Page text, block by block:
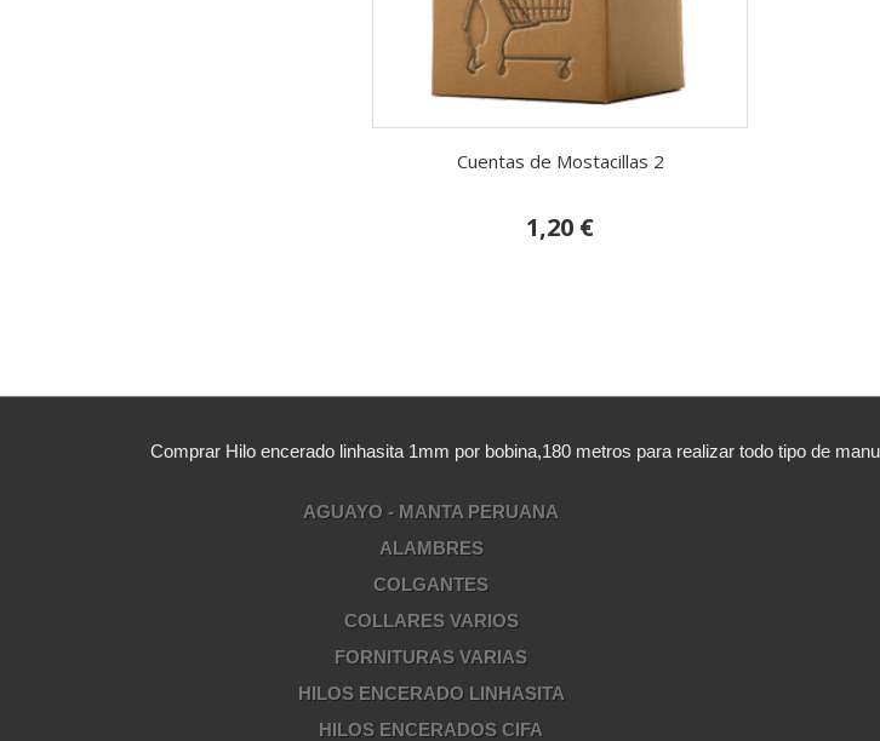
Cuentas de Mostacillas 2
1,20 €
Comprar Hilo encerado linhasita 1mm por bobina,180 metros para realizar todo tipo de
AGUAYO - MANTA PERUANA
ALAMBRES
COLGANTES
COLLARES VARIOS
FORNITURAS VARIAS
HILOS ENCERADO LINHASITA
HILOS ENCERADOS CIFA